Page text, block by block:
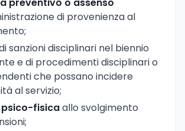
preventivo o assenso
di provenienza al
sanzioni disciplinari nel biennio
e di procedimenti disciplinari o
che possano incidere
al servizio;
fisicaallo svolgimento